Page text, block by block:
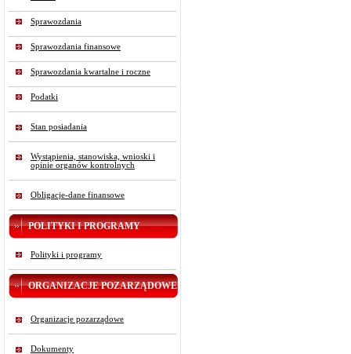
Sprawozdania
Sprawozdania finansowe
Sprawozdania kwartalne i roczne
Podatki
Stan posiadania
Wystąpienia, stanowiska, wnioski i
opinie organów kontrolnych
Obligacje-dane finansowe
POLITYKI I PROGRAMY
Polityki i programy
ORGANIZACJE POZARZĄDOWE
Organizacje pozarządowe
Dokumenty